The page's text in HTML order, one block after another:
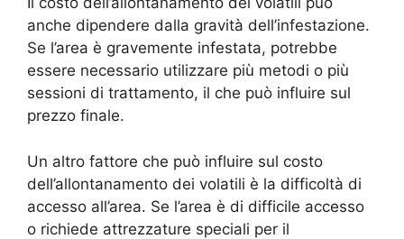
anche dipendere dalla gravità dell’infestazione.
Se l’area è gravemente infestata, potrebbe
essere necessario utilizzare più metodi o più
sessioni di trattamento, il che può influire sul
prezzo finale.
Un altro fattore che può influire sul costo
dell’allontanamento dei volatili è la difficoltà di
accesso all’area. Se l’area è di difficile accesso
o richiede attrezzature speciali per il